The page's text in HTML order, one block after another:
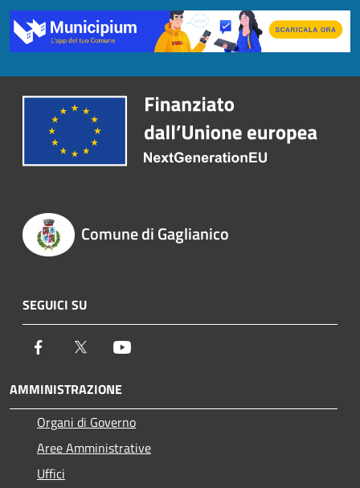
Comune di Gaglianico
SEGUICI SU
Facebook Twitter
AMMINISTRAZIONE
Organi di Governo
Aree Amministrative
Uffici